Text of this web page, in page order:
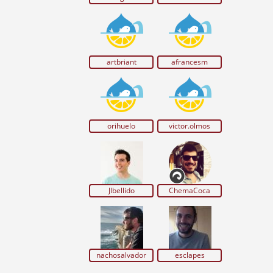
artbriant afrancesm
orihuelo victor.olmos
Jlbellido ChemaCoca
nachosalvador esclapes